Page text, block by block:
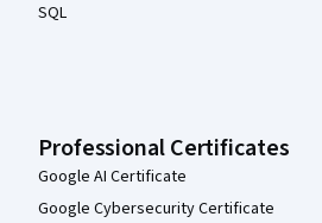
SQL
Professional Certificates
Google AI Certificate
Google Cybersecurity Certificate